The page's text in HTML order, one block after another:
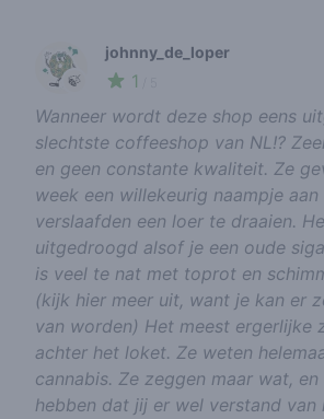
🍃
johnny_de_loper
1
Wanneer wordt deze shop eens
slechtste coffeeshop van NL!?
en geen constante kwaliteit. Ze
week een willekeurig naampje
verslaafden een loer te draaien.
uitgedroogd alsof je een oude
is veel te nat met toprot en
(kijk hier meer uit, want je kan er
van worden) Het meest ergerlijke
achter het loket. Ze weten
cannabis. Ze zeggen maar wat,
hebben dat jij er wel verstand van